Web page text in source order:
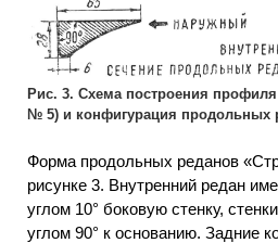
Рис. 3. Схема построения
№ 5) и конфигурация продольных
Форма продольных реданов
рисунке 3. Внутренний редан
углом 10° боковую стенку,
углом 90° к основанию. Задние